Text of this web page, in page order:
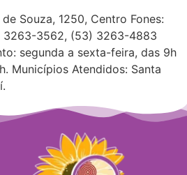
Souza, 1250, Centro Fones:
3562, (53) 3263-4883
segunda a sexta-feira, das 9h
Municípios Atendidos: Santa